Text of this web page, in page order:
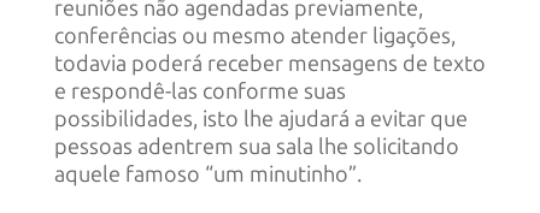
reuniões não agendadas previamente,
conferências ou mesmo atender ligações,
todavia poderá receber mensagens de texto
e respondê-las conforme suas
possibilidades, isto lhe ajudará a evitar que
pessoas adentrem sua sala lhe solicitando
aquele famoso “um minutinho”.